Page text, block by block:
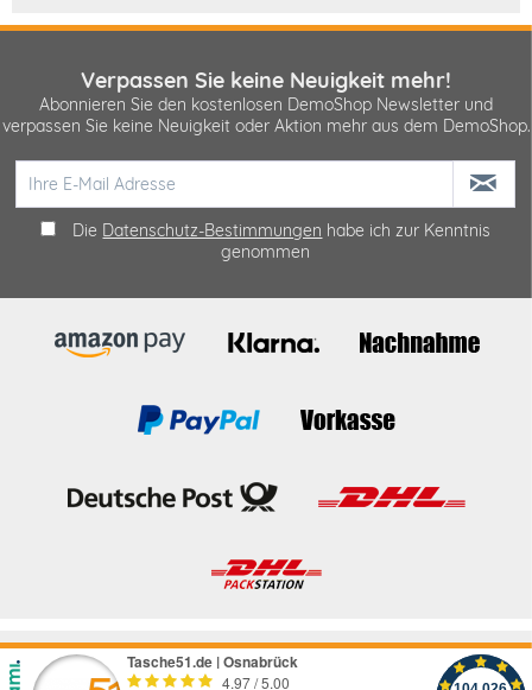
Verpassen Sie keine Neuigkeit mehr!
Abonnieren Sie den kostenlosen DemoShop Newsletter und
verpassen Sie keine Neuigkeit oder Aktion mehr aus dem DemoShop.
Die Datenschutz-Bestimmungen habe ich zur Kenntnis
genommen